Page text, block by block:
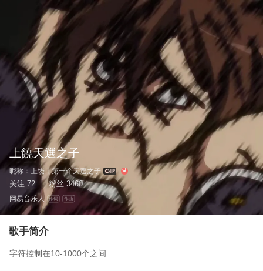
上饒天選之子
昵称： 上饶市第一个天選之子
关注 72 | 粉丝 3460
网易音乐人 作词 作曲
歌手简介
字符控制在10-1000个之间